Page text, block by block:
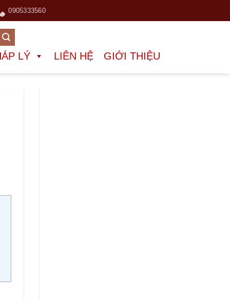
0905333560
LÝ LIÊN HỆ GIỚI THIỆU